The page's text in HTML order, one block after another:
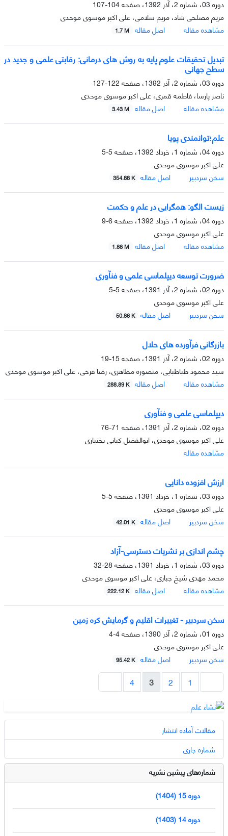
دوره 03، شماره 2، آذر 1392، صفحه
104-107
مریم مصلحی شاد، مریم سلامی، علی اکبر موسوی موحدی
مشاهده مقاله
اصل مقاله 1.7 M
تبدیل تحقیقات علوم پایه به روش های درمانی: رقابتی علمی و جدید در
سطح جهانی
دوره 03، شماره 2، آذر 1392، صفحه
122-127
ناصر پارسا، فاطمه قمری، علی اکبر موسوی موحدی
مشاهده مقاله
اصل مقاله 3.43 M
علم؛توانمندی پویا
دوره 04، شماره 1، خرداد 1392، صفحه
5-5
علی اکبر موسوی موحدی
سخن سردبیر
اصل مقاله 354.88 K
زیست الگو: همگرایی در علم و حکمت
دوره 04، شماره 1، خرداد 1392، صفحه
6-9
علی اکبر موسوی موحدی
مشاهده مقاله
اصل مقاله 1.88 M
ضرورت توسعه دیپلماسی علمی و فنآوری
دوره 02، شماره 2، آذر 1391، صفحه
5-5
علی اکبر موسوی موحدی
سخن سردبیر
اصل مقاله 50.86 K
بازرگانی فرآورده های حلال
دوره 02، شماره 2، آذر 1391، صفحه
15-19
سید محمود طباطبایی، منصوره مظاهری، رضا فرخی، علی اکبر موسوی موحدی
مشاهده مقاله
اصل مقاله 288.89 K
دیپلماسی علمی و فنآوری
دوره 02، شماره 2، آذر 1391، صفحه
71-76
علی اکبر موسوی موحدی، ابوالفضل کیانی بختیاری
مشاهده مقاله
ارزش افزوده دانایی
دوره 03، شماره 1، خرداد 1391، صفحه
5-5
علی اکبر موسوی موحدی
سخن سردبیر
اصل مقاله 42.01 K
چشم اندازی بر نشریات دسترسی-آزاد
دوره 03، شماره 1، خرداد 1391، صفحه
28-32
محمد مهدی شیخ جباری، علی اکبر موسوی موحدی
مشاهده مقاله
اصل مقاله 222.12 K
سخن سردبیر - تغییرات اقلیم و گرمایش کره زمین
دوره 01، شماره 2، آذر 1390، صفحه
4-4
علی اکبر موسوی موحدی
سخن سردبیر
اصل مقاله 95.42 K
1
2
3
4
مقالات آماده انتشار
شماره جاری
شماره‌های پیشین نشریه
دوره 15 (1404)
دوره 14 (1403)